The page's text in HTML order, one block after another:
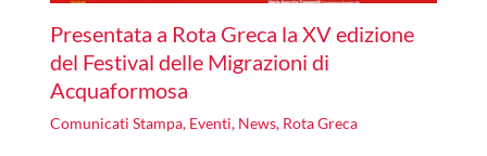
Presentata a Rota Greca la XV edizione
del Festival delle Migrazioni di
Acquaformosa
Comunicati Stampa, Eventi, News, Rota Greca